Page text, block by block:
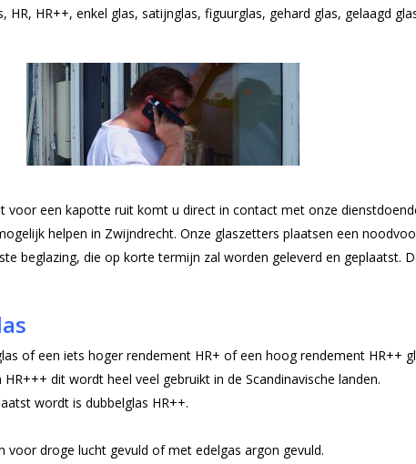
HR, HR++, enkel glas, satijnglas, figuurglas, gehard glas, gelaagd
voor een kapotte ruit komt u direct in contact met onze
helpen in Zwijndrecht. Onze glaszetters plaatsen een
beglazing, die op korte termijn zal worden geleverd en geplaatst.
of een iets hoger rendement HR+ of een hoog rendement HR++
dit wordt heel veel gebruikt in de Scandinavische landen.
wordt is dubbelglas HR++.
voor droge lucht gevuld of met edelgas argon gevuld.